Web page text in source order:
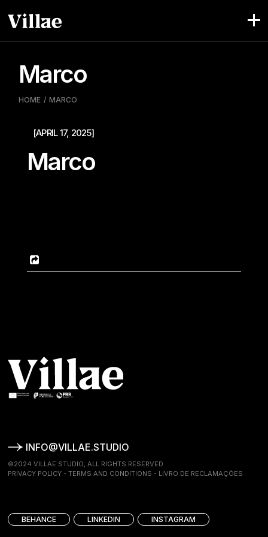
para
Marco
HOME MARCO
[APRIL 17, 2025]
Marco
INFO@VILLAE.STUDIO
©2024 VILLAE STUDIO, ALL RIGHTS RESERVED
PRIVACY POLICY -TERMS AND CONDITIONS - LIVRO DE RECLAMAÇÕES
BEHANCE LINKEDIN INSTAGRAM